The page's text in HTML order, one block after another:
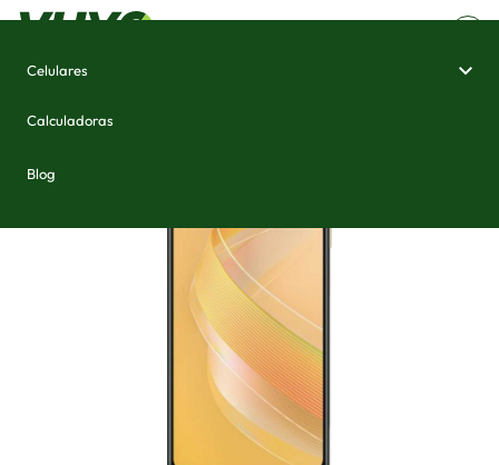
Celulares
Calculadoras
Blog